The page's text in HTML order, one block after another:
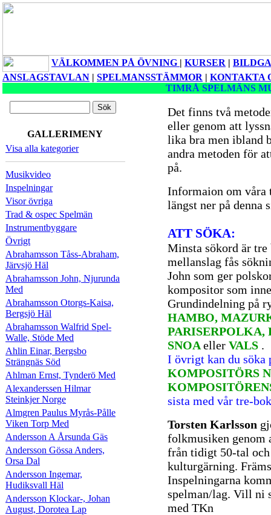
VÄLKOMMEN PÅ ÖVNING | KURSER |
ANSLAGSTAVLAN | SPELMANSSTÄMMOR | KONTAKTA
TIMRÅ SPELMÄNS
GALLERIMENY
Visa alla kategorier
Musikvideo
Inspelningar
Visor övriga
Trad & ospec Spelmän
Instrumentbyggare
Övrigt
Abrahamsson Tåss-Abraham,
Järvsjö Häl
Abrahamsson John, Njurunda
Med
Abrahamsson Otorgs-Kaisa,
Bergsjö Häl
Abrahamsson Walfrid Spel-
Walle, Stöde Med
Ahlin Einar, Bergsbo
Strängnäs Söd
Ahlman Ernst, Tynderö Med
Alexanderssen Hilmar
Steinkjer Norge
Almgren Paulus Myrås-Pålle
Viken Torp Med
Andersson A Årsunda Gäs
Andersson Gössa Anders,
Orsa Dal
Andersson Ingemar,
Hudiksvall Häl
Andersson Klockar-, Johan
August, Dorotea Lap
Det finns två
eller genom att
lika bra men ibland
andra metoden för
på.
Informaion om våra
längst ner på denna
ATT SÖKA:
Minsta sökord är tre
mellanslag fås
John som ger
kompositor som
Grundindelning på
HAMBO,
PARISERPOLKA,
SNOA eller VALS .
I övrigt kan du söka
KOMPOSITÖRS
sista med vår tre-
Torsten Karlsson
folkmusiken genom
från tidigt 50-tal
kulturgärning.
Inspelningarna
spelman/lag. Vill ni
med TKn